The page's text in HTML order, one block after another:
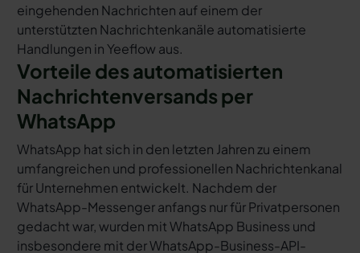
eingehenden Nachrichten auf einem der
unterstützten Nachrichtenkanäle automatisierte
Handlungen in Yeeflow aus.
Vorteile des automatisierten
Nachrichtenversands per
WhatsApp
WhatsApp hat sich in den letzten Jahren zu einem
umfangreichen und professionellen Nachrichtenkanal
für Unternehmen entwickelt. Nachdem der
WhatsApp-Messenger anfangs nur für Privatpersonen
gedacht war, wurden mit WhatsApp Business und
insbesondere mit der WhatsApp-Business-API-